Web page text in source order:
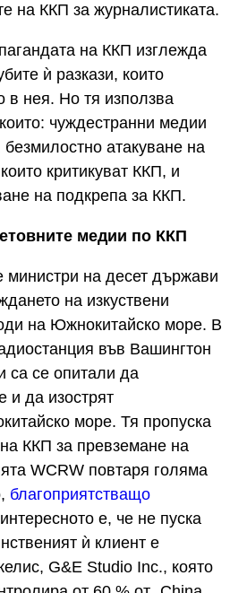
на ККП за журналистиката.
на ККП изглежда
ѝ разкази, които
в нея. Но тя използва
чуждестранни медии
безмилостно атакуване на
критикуват ККП, и
на подкрепа за ККП.
медии по ККП
министри на десет държави
на изкуствени
на Южнокитайско море. В
във Вашингтон
са се опитали да
и да изострят
море. Тя пропуска
ККП за превземане на
WCRW повтаря голяма
благоприятстващо
е, че не пуска
ѝ клиент е
G&E Studio Inc., която